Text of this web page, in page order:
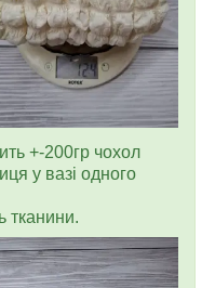
+-200гр чохол
у вазі одного
тканини.